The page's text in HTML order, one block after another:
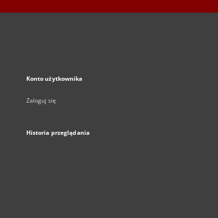
Konto użytkownika
Zaloguj się
Historia przeglądania